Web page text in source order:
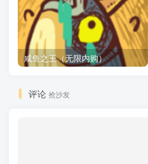
咸鱼之王（无限内购）
评论 抢沙发